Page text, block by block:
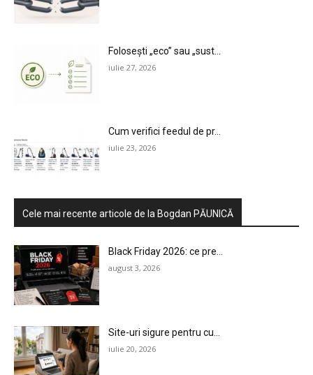
Folosești „eco” sau „sust...
iulie 27, 2026
Cum verifici feedul de pr...
iulie 23, 2026
Cele mai recente articole de la Bogdan PĂUNICĂ
Black Friday 2026: ce pre...
august 3, 2026
Site-uri sigure pentru cu...
iulie 20, 2026